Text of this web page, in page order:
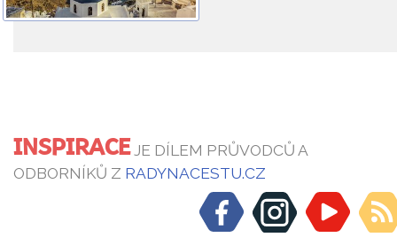
INSPIRACEJE DÍLEM PRŮVODCŮ A
ODBORNÍKŮ Z RADYNACESTU.CZ